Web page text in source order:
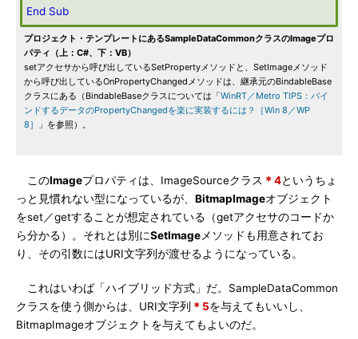
End Sub
プロジェクト・テンプレートにあるSampleDataCommonクラスのImageプロ
パティ（上：C#、下：VB）
setアクセサから呼び出しているSetPropertyメソッドと、SetImageメソッド
から呼び出しているOnPropertyChangedメソッドは、継承元のBindableBase
クラスにある（BindableBaseクラスについては「WinRT／Metro TIPS：バイ
ンドするデータのPropertyChangedを楽に実装するには？［Win 8／WP
8］
」を参照）。
このImageプロパティは、ImageSourceクラス ＊4というちょ
っと見慣れない型になっているが、 BitmapImageオブジェクト
をset／getすることが想定されている（getアクセサのコードか
ら分かる）。それとは別にSetImage メソッドも用意されてお
り、その引数にはURI文字列が渡せるようになっている。
これはいわば「ハイブリッド方式」だ。SampleDataCommon
クラスを使う側からは、URI文字列 ＊5を与えてもいいし、
BitmapImageオブジェクトを与えてもよいのだ。